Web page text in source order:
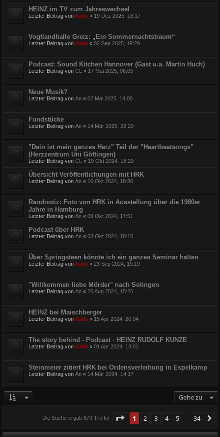
HEINZ im TV zum Jahreswechsel
Letzter Beitrag von Kalle « 19 Dez 2025, 18:17
Vogtlandhalle Greiz: „Ein Sommernachtstraum“
Letzter Beitrag von Kalle « 02 Sep 2025, 19:29
Podcast: Sound Kitchen Hannover (Gast u.a. Martin Huch)
Letzter Beitrag von CL « 17 Mai 2025, 06:05
Neue Musik?
Letzter Beitrag von An « 02 Mai 2025, 14:00
Fundstücke
Letzter Beitrag von An « 14 Mär 2025, 22:20
"Dein ist mein ganzes Herz" Teil der "Heartbeatsongs"
(Herzzentrum Uni Göttingen)
Letzter Beitrag von CL « 19 Okt 2024, 18:20
Übersicht Veröffentlichungen mit HRK
Letzter Beitrag von An « 10 Okt 2024, 18:30
Randnotiz: Foto von HRK in Ausstellung über die 1980er
Jahre in Hamburg
Letzter Beitrag von An « 09 Okt 2024, 17:51
Podcast über HRK
Letzter Beitrag von An « 03 Okt 2024, 18:10
Über Springsteen könnte ich ein ganzes Seminar halten
Letzter Beitrag von Kalle « 23 Sep 2024, 19:19
"Willkommen liebe Mörder" nach Solingen
Letzter Beitrag von An « 26 Aug 2024, 15:26
HEINZ bei Maischberger
Letzter Beitrag von Kalle « 15 Apr 2024, 20:04
The story behind - Podcast · HEINZ RUDOLF KUNZE
Letzter Beitrag von Kalle « 01 Apr 2024, 13:01
Steinmeier zitiert HRK bei Ordensverleihung in Espelkamp
Letzter Beitrag von An « 14 Mär 2024, 14:17
Gehe zu
Die Suche ergab 679 Treffer Seite 1von 34
1 2 3 4 5 34